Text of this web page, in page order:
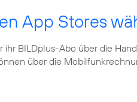
App Stores
BILDplus-Abo über die
über die